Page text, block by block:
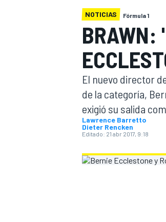
INDYCAR
NOTICIAS Fórmula 1
BRAWN:
El nuevo director
de la categoría,
exigió su salida
Lawrence Barretto
Dieter Rencken
Editado: 21 abr 2017, 9:18